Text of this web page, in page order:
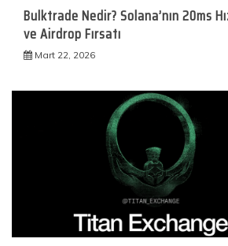
Bulktrade Nedir? Solana’nın 20ms
ve Airdrop Fırsatı
Mart 22, 2026